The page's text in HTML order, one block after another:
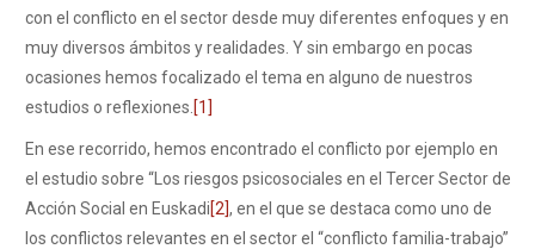
con el conflicto en el sector desde muy diferentes enfoques y en
muy diversos ámbitos y realidades. Y sin embargo en pocas
ocasiones hemos focalizado el tema en alguno de nuestros
estudios o reflexiones. [1]
En ese recorrido, hemos encontrado el conflicto por ejemplo en
el estudio sobre “Los riesgos psicosociales en el Tercer Sector de
Acción Social en Euskadi[2], en el que se destaca como uno de
los conflictos relevantes en el sector el “conflicto familia-trabajo”